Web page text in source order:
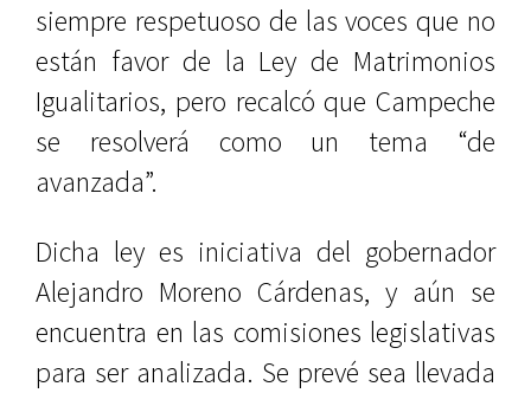
siempre respetuoso de las voces que no
están favor de la Ley de Matrimonios
Igualitarios, pero recalcó que Campeche
se resolverá como un tema “de
avanzada”.
Dicha ley es iniciativa del gobernador
Alejandro Moreno Cárdenas, y aún se
encuentra en las comisiones legislativas
para ser analizada. Se prevé sea llevada